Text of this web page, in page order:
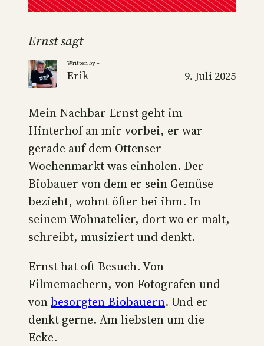
Ernst sagt
Written by –
Erik 9. Juli 2025
Mein Nachbar Ernst geht im
Hinterhof an mir vorbei, er war
gerade auf dem Ottenser
Wochenmarkt was einholen. Der
Biobauer von dem er sein Gemüse
bezieht, wohnt öfter bei ihm. In
seinem Wohnatelier, dort wo er malt,
schreibt, musiziert und denkt.
Ernst hat oft Besuch. Von
Filmemachern, von Fotografen und
vonbesorgten Biobauern. Und er
denkt gerne. Am liebsten um die
Ecke.